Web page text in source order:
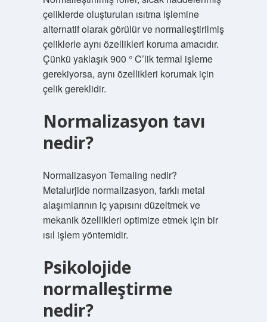
çeliklerde oluşturulan ısıtma işlemine
alternatif olarak görülür ve normalleştirilmiş
çeliklerle aynı özellikleri koruma amacıdır.
Çünkü yaklaşık 900 ° C’lik termal işleme
gerekiyorsa, aynı özellikleri korumak için
çelik gereklidir.
Normalizasyon tavı
nedir?
Normalizasyon Temaling nedir?
Metalurjide normalizasyon, farklı metal
alaşımlarının iç yapısını düzeltmek ve
mekanik özellikleri optimize etmek için bir
ısıl işlem yöntemidir.
Psikolojide
normalleştirme
nedir?